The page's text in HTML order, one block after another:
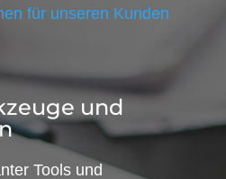
für unseren Kunden
und
Tools und